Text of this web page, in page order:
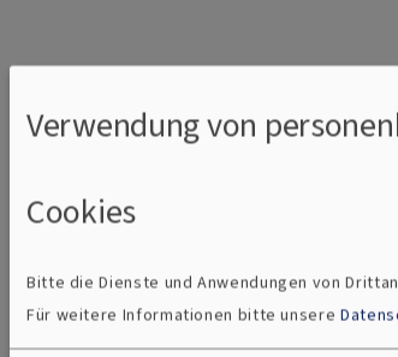
Verwendung von
Cookies
Bitte die Dienste und Anwendungen von
Für weitere Informationen bitte unsere